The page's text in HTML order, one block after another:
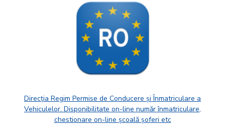
Direcția Regim Permise de Conducere și Înmatriculare a
Vehiculelor. Disponibilitate on-line număr înmatriculare,
chestionare on-line școală șoferi etc